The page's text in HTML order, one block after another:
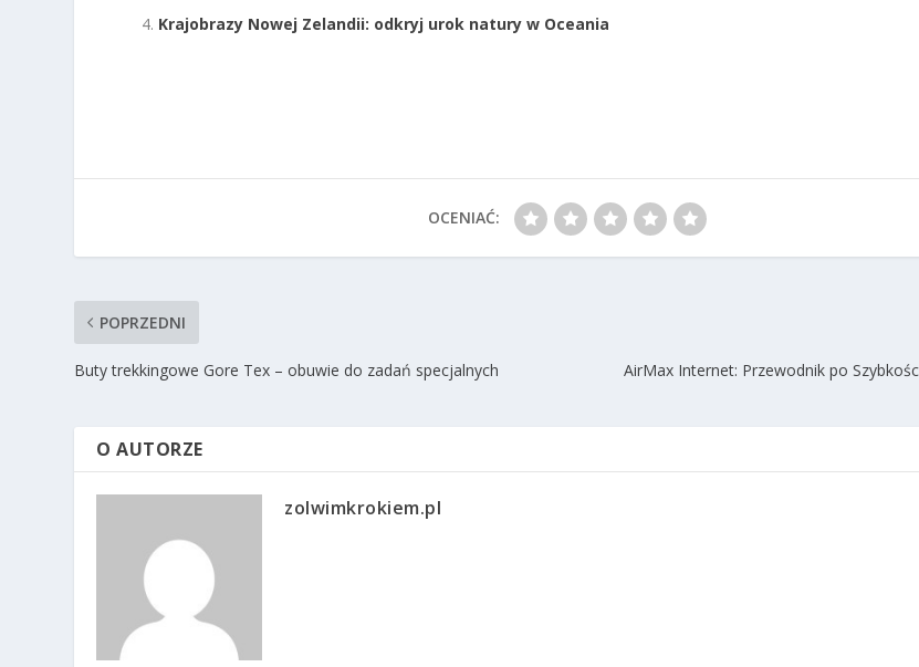
Krajobrazy Nowej Zelandii: odkryj urok natury w Oceania
OCENIAĆ:
POPRZEDNI
Buty trekkingowe Gore Tex – obuwie do zadań specjalnych
AirMax Internet: Przewodnik po
O AUTORZE
zolwimkrokiem.pl